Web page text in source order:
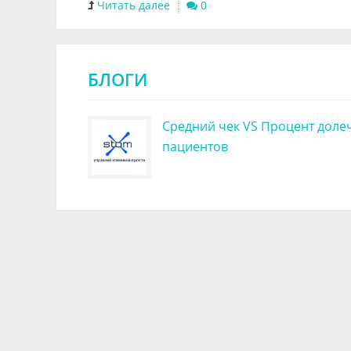
Читать далее 0
БЛОГИ
Средний чек VS Процент
пациентов